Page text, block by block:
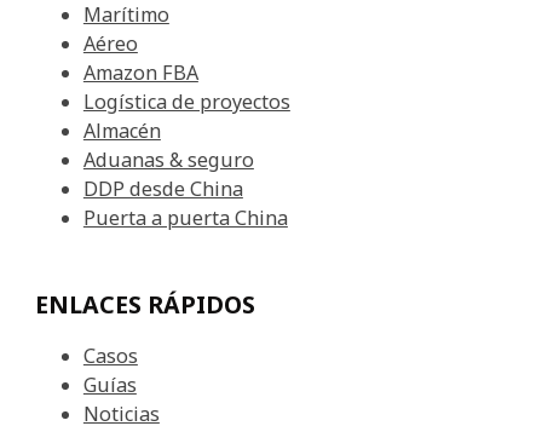
Marítimo
Aéreo
Amazon FBA
Logística de proyectos
Almacén
Aduanas & seguro
DDP desde China
Puerta a puerta China
ENLACES RÁPIDOS
Casos
Guías
Noticias